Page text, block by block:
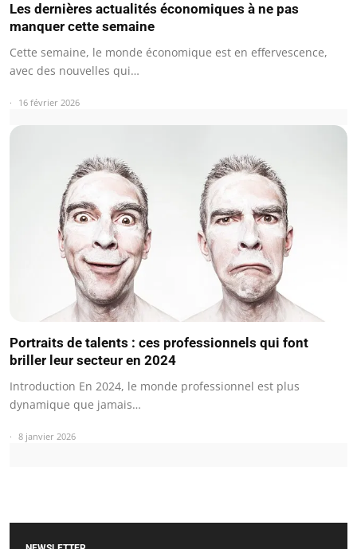
Les dernières actualités économiques à ne pas
manquer cette semaine
Cette semaine, le monde économique est en effervescence,
avec des nouvelles qui…
16 février 2026
Portraits de talents : ces professionnels qui font
briller leur secteur en 2024
Introduction En 2024, le monde professionnel est plus
dynamique que jamais…
8 janvier 2026